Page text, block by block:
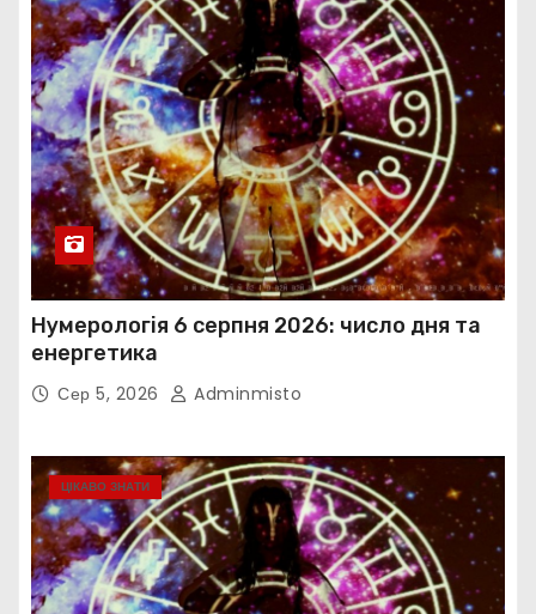
Нумерологія 6 серпня 2026: число дня та
енергетика
Сер 5, 2026 Adminmisto
ЦІКАВО ЗНАТИ